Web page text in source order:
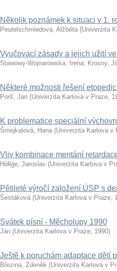
Několik poznámek k situaci v 1.
Peutelschmiedová, Alžběta (Univerzita
Vyučovací zásady a jejich užití
Stawowy-Wojnarowska, Irena; Krosny,
Některé možnosti řešení
Porš, Jan (Univerzita Karlova v Praze,
K problematice speciální
Šmejkalová, Hana (Univerzita Karlova v
Vliv kombinace mentání
Höllge, Jaroslav (Univerzita Karlova v
Pětileté výročí založení ÚSP s
Šestáková (Univerzita Karlova v Praze,
Svátek písní - Měcholupy 1990
Ján (Univerzita Karlova v Praze, 1990)
Ještě k poruchám adaptace dětí
Březina, Zdeněk (Univerzita Karlova v